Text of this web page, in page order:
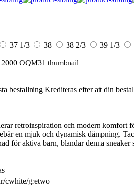
37 1/3 38 38 2/3
39 1/3
bestallning Krediteras efter att din
retroinspiration och modern komfort
en mjuk och dynamisk dämpning.
för aktiva barn, blandar denna
cwhite/gretwo